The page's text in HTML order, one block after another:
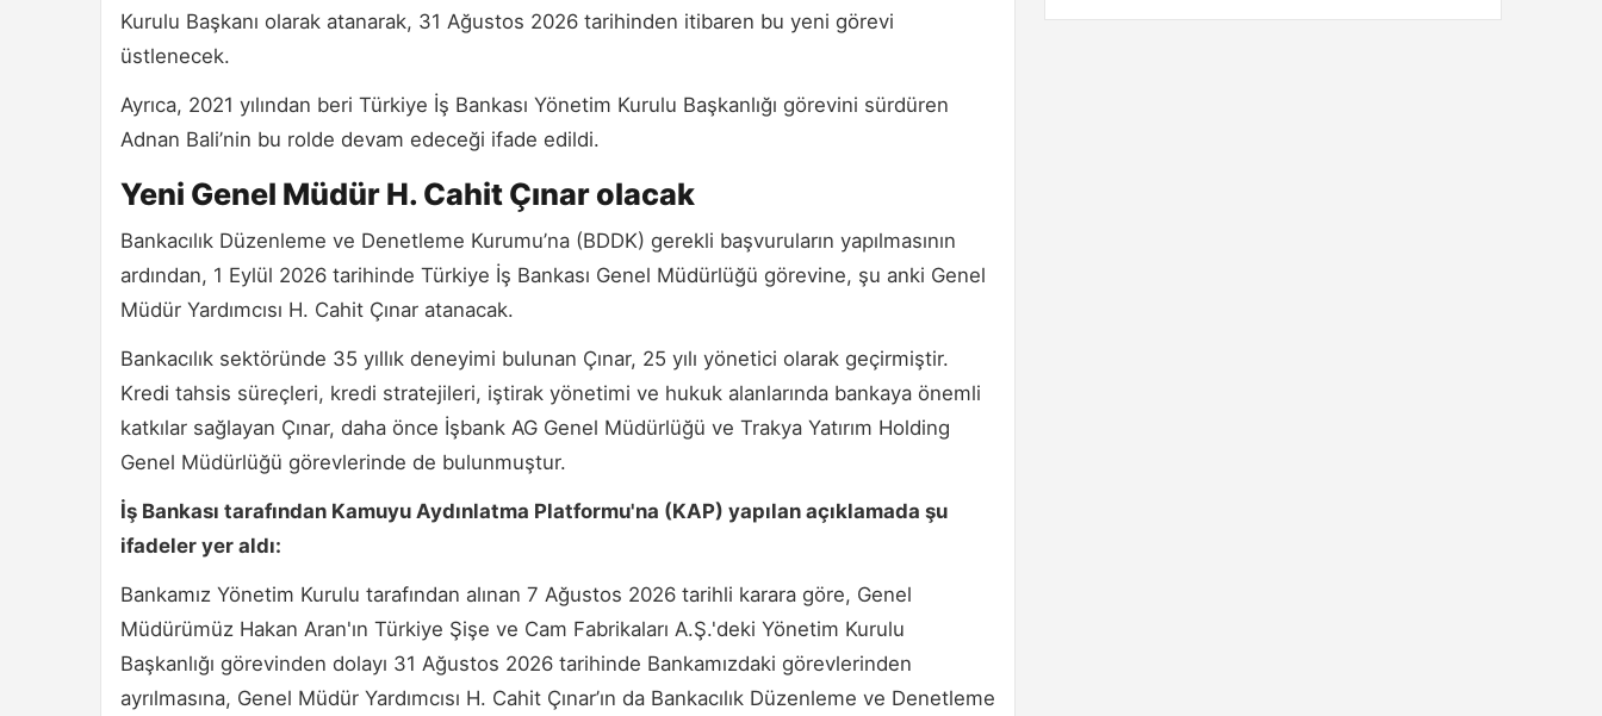
Kurulu Başkanı olarak atanarak, 31 Ağustos 2026 tarihinden itibaren bu yeni görevi
üstlenecek.
Ayrıca, 2021 yılından beri Türkiye İş Bankası Yönetim Kurulu Başkanlığı görevini sürdüren
Adnan Bali’nin bu rolde devam edeceği ifade edildi.
Yeni Genel Müdür H. Cahit Çınar olacak
Bankacılık Düzenleme ve Denetleme Kurumu’na (BDDK) gerekli başvuruların yapılmasının
ardından, 1 Eylül 2026 tarihinde Türkiye İş Bankası Genel Müdürlüğü görevine, şu anki Genel
Müdür Yardımcısı H. Cahit Çınar atanacak.
Bankacılık sektöründe 35 yıllık deneyimi bulunan Çınar, 25 yılı yönetici olarak geçirmiştir.
Kredi tahsis süreçleri, kredi stratejileri, iştirak yönetimi ve hukuk alanlarında bankaya önemli
katkılar sağlayan Çınar, daha önce İşbank AG Genel Müdürlüğü ve Trakya Yatırım Holding
Genel Müdürlüğü görevlerinde de bulunmuştur.
İş Bankası tarafından Kamuyu Aydınlatma Platformu'na (KAP) yapılan açıklamada şu
ifadeler yer aldı:
Bankamız Yönetim Kurulu tarafından alınan 7 Ağustos 2026 tarihli karara göre, Genel
Müdürümüz Hakan Aran'ın Türkiye Şişe ve Cam Fabrikaları A.Ş.'deki Yönetim Kurulu
Başkanlığı görevinden dolayı 31 Ağustos 2026 tarihinde Bankamızdaki görevlerinden
ayrılmasına, Genel Müdür Yardımcısı H. Cahit Çınar’ın da Bankacılık Düzenleme ve Denetleme